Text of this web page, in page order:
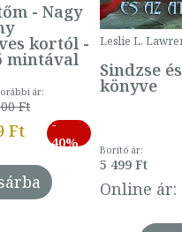
- Nagy
kortól -
mintával
ár:
Ft
Ft
-
40%
Leslie L.
Sindzse
könyve
Borító ár:
5 499 Ft
Online ár: